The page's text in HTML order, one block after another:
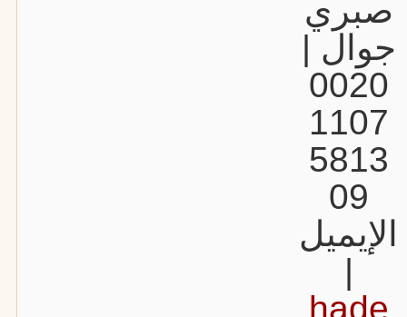
صبري
جوال |
0020
1107
5813
09
الإيميل
|
hade